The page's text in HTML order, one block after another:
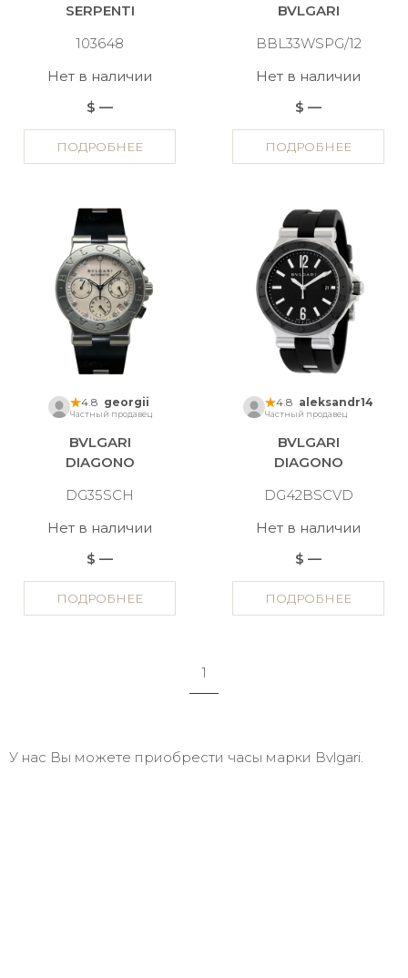
SERPENTI
103648
Нет в наличии
$ —
ПОДРОБНЕЕ
BVLGARI
BBL33WSPG/12
Нет в наличии
$ —
ПОДРОБНЕЕ
4.8 georgii
Частный продавец
BVLGARI
DIAGONO
DG35SCH
Нет в наличии
$ —
ПОДРОБНЕЕ
4.8 aleksandr14
Частный продавец
BVLGARI
DIAGONO
DG42BSCVD
Нет в наличии
$ —
ПОДРОБНЕЕ
1
У нас Вы можете приобрести часы марки Bvlgari.